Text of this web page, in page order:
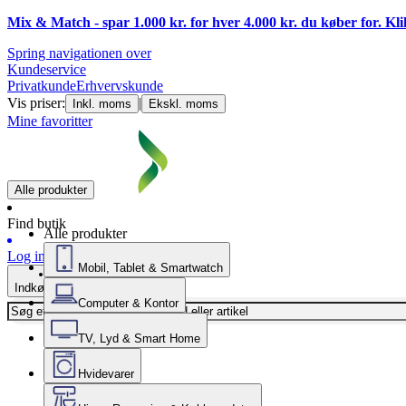
Mix & Match - spar 1.000 kr. for hver 4.000 kr. du køber for.
Spring navigationen over
Kundeservice
PrivatkundeErhvervskunde
Vis priser:
Inkl. moms | Ekskl. moms
Mine favoritter
Alle produkter
Find butik
Log ind
Indkøbskurv
Alle produkter
Mobil, Tablet & Smartwatch
Computer & Kontor
TV, Lyd & Smart Home
Hvidevarer